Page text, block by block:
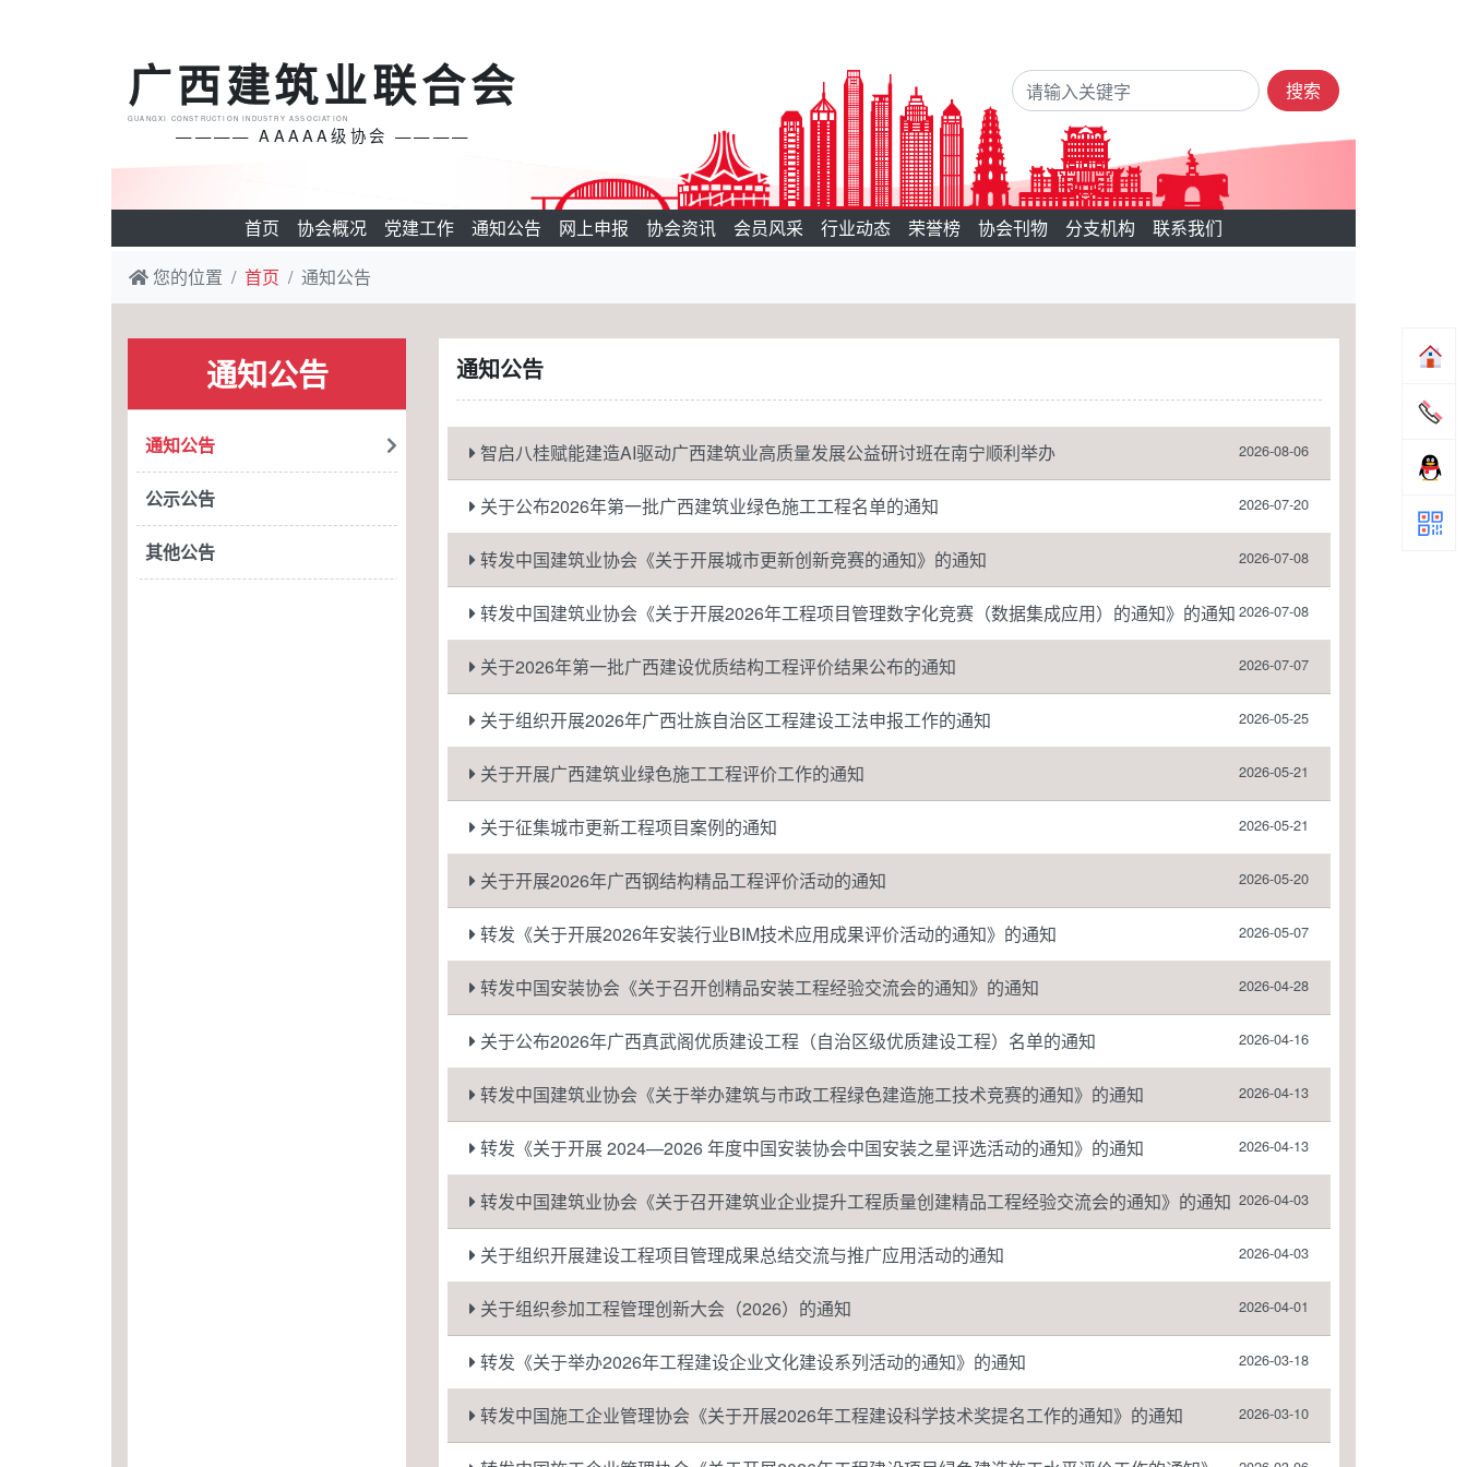
广西建筑业联合会
GUANGXI CONSTRUCTION INDUSTRY ASSOCIATION
———— AAAAA级协会 ————
搜索
首页 协会概况 党建工作 通知公告 网上申报 协会资讯 会员风采 行业动态 荣誉榜 协会刊物 分支机构
联系我们
您的位置
首页 通知公告
通知公告
通知公告
公示公告
其他公告
通知公告
智启八桂赋能建造AI驱动广西建筑业高质量发展公益研讨班在南宁顺利举办 2026-08-06
关于公布2026年第一批广西建筑业绿色施工工程名单的通知 2026-07-20
转发中国建筑业协会《关于开展城市更新创新竞赛的通知》的通知 2026-07-08
转发中国建筑业协会《关于开展2026年工程项目管理数字化竞赛（数据集成应用）的通知》的通知 2026-07-08
关于2026年第一批广西建设优质结构工程评价结果公布的通知 2026-07-07
关于组织开展2026年广西壮族自治区工程建设工法申报工作的通知 2026-05-25
关于开展广西建筑业绿色施工工程评价工作的通知 2026-05-21
关于征集城市更新工程项目案例的通知 2026-05-21
关于开展2026年广西钢结构精品工程评价活动的通知 2026-05-20
转发《关于开展2026年安装行业BIM技术应用成果评价活动的通知》的通知 2026-05-07
转发中国安装协会《关于召开创精品安装工程经验交流会的通知》的通知 2026-04-28
关于公布2026年广西真武阁优质建设工程（自治区级优质建设工程）名单的通知 2026-04-16
转发中国建筑业协会《关于举办建筑与市政工程绿色建造施工技术竞赛的通知》的通知 2026-04-13
转发《关于开展 2024—2026 年度中国安装协会中国安装之星评选活动的通知》的通知 2026-04-13
转发中国建筑业协会《关于召开建筑业企业提升工程质量创建精品工程经验交流会的通知》的通知 2026-04-03
关于组织开展建设工程项目管理成果总结交流与推广应用活动的通知 2026-04-03
关于组织参加工程管理创新大会（2026）的通知 2026-04-01
转发《关于举办2026年工程建设企业文化建设系列活动的通知》的通知 2026-03-18
转发中国施工企业管理协会《关于开展2026年工程建设科学技术奖提名工作的通知》的通知 2026-03-10